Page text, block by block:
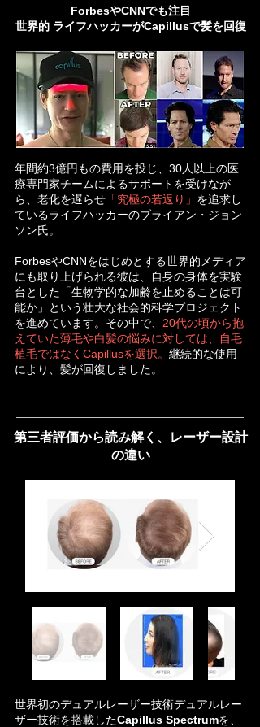
ForbesやCNNでも注目
世界的 ライフハッカーがCapillusで髪を回復
年間約3億円もの費用を投じ、30人以上の医
療専門家チームによるサポートを受けなが
ら、老化を遅らせ 「究極の若返り」 を追求し
ているライフハッカーのブライアン・ジョン
ソン氏。
ForbesやCNNをはじめとする世界的メディア
にも取り上げられる彼は、自身の身体を実験
台とした「生物学的な加齢を止めることは可
能か」という壮大な社会的科学プロジェクト
を進めています。その中で、 20代の頃から抱
えていた薄毛や白髪の悩みに対しては、自毛
植毛ではなくCapillusを選択。 継続的な使用
により、 髪が回復しました。
第三者評価から読み解く、レーザー設計
の違い
世界初のデュアルレーザー技術デュアルレー
ザー技術を搭載したCapillus Spectrumを、